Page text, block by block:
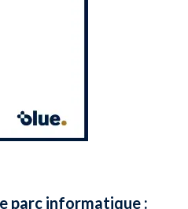
parc informatique :